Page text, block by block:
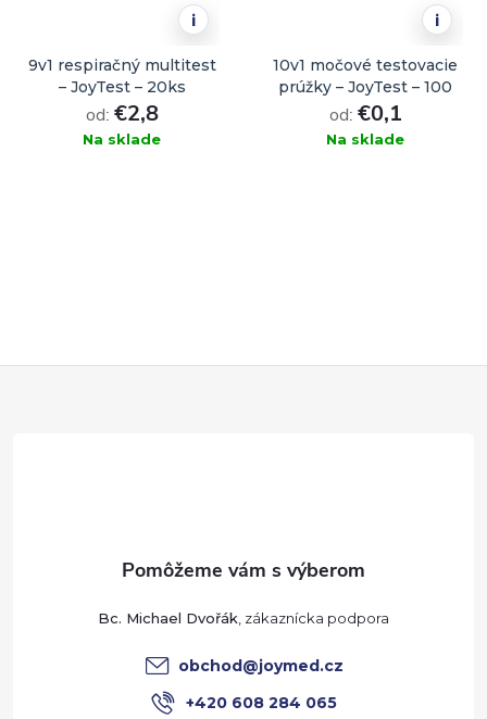
i
9v1 respiračný multitest
– JoyTest – 20ks
od: €2,8
Na sklade
i
10v1 močové testovacie
prúžky – JoyTest – 100
ks
od: €0,1
Na sklade
Bc. Michael Dvořák
obchod@joymed.cz
+420 608 284 065